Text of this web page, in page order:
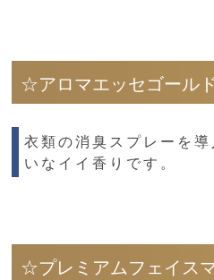
☆アロマエッセゴール
衣類の消臭スプレーを
いなイイ香りです。
☆プレミアムフェイス